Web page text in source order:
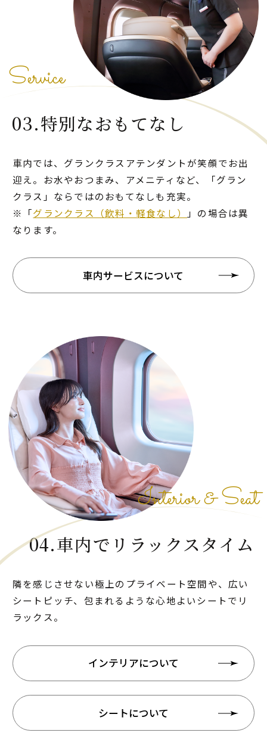
Service
03.特別なおもてなし
車内では、グランクラスアテンダントが笑顔でお出
迎え。お水やおつまみ、アメニティなど、「グラン
クラス」ならではのおもてなしも充実。
※「グランクラス（飲料・軽食なし）
」の場合は異
なります。
車内サービスについて
Interior & Seat
04.車内でリラックスタイム
隣を感じさせない極上のプライベート空間や、広い
シートピッチ、包まれるような心地よいシートでリ
ラックス。
インテリアについて
シートについて